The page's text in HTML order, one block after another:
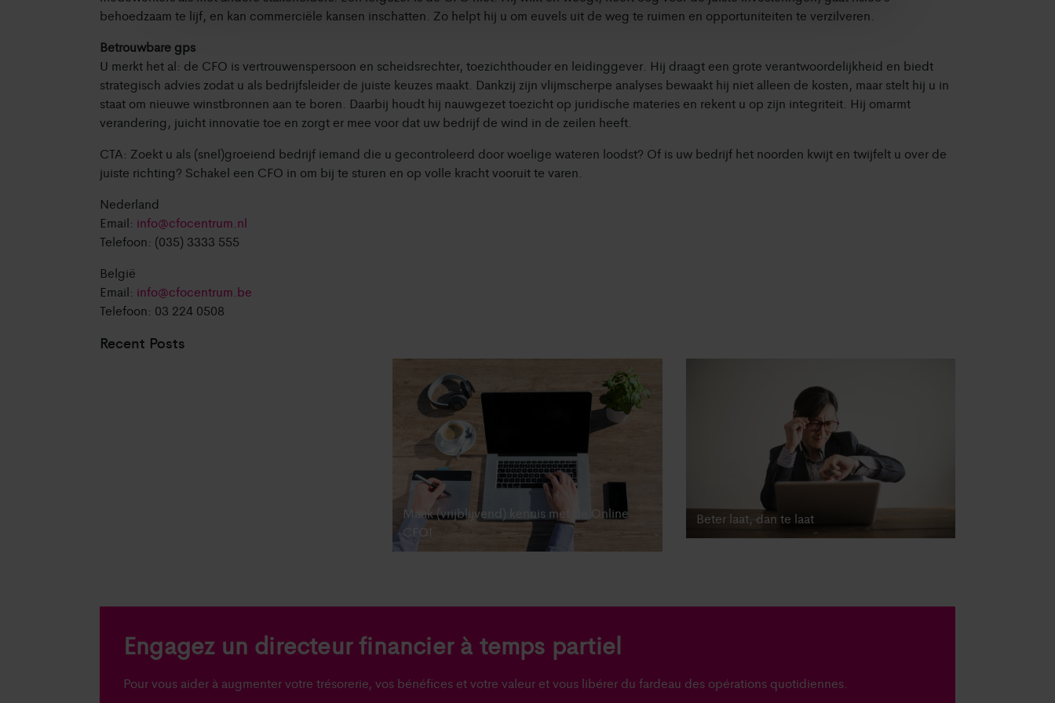
behoedzaam te lijf, en kan commerciële kansen inschatten. Zo helpt hij u om euvels uit de weg te ruimen en opportuniteiten te verzilveren.
Betrouwbare gps
U merkt het al: de CFO is vertrouwenspersoon en scheidsrechter, toezichthouder en leidinggever. Hij draagt een grote verantwoordelijkheid en biedt
strategisch advies zodat u als bedrijfsleider de juiste keuzes maakt. Dankzij zijn vlijmscherpe analyses bewaakt hij niet alleen de kosten, maar stelt hij u in
staat om nieuwe winstbronnen aan te boren. Daarbij houdt hij nauwgezet toezicht op juridische materies en rekent u op zijn integriteit. Hij omarmt
verandering, juicht innovatie toe en zorgt er mee voor dat uw bedrijf de wind in de zeilen heeft.
CTA: Zoekt u als (snel)groeiend bedrijf iemand die u gecontroleerd door woelige wateren loodst? Of is uw bedrijf het noorden kwijt en twijfelt u over de
juiste richting? Schakel een CFO in om bij te sturen en op volle kracht vooruit te varen.
Nederland
Email: info@cfocentrum.nl
Telefoon: (035) 3333 555
België
Email: info@cfocentrum.be
Telefoon: 03 224 0508
Recent Posts
Financieel
De CFO
helpt uw
bedrijf er
bovenop!
Maak (vrijblijvend) kennis met de Online
CFO!
Beter laat, dan te laat
Engagez un directeur financier à temps partiel
Pour vous aider à augmenter votre trésorerie, vos bénéfices et votre valeur et vous libérer du fardeau des opérations quotidiennes.